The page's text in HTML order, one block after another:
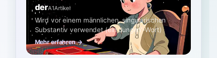
derA1Artikel
Wird vor einem männlichen, singularischen
Substantiv verwendet (ein 'Jungen'-Wort)
Mehr erfahren →